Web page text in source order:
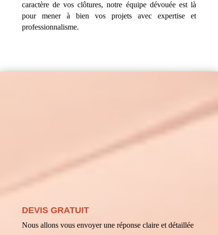
caractère de vos clôtures, notre équipe dévouée est là
pour mener à bien vos projets avec expertise et
professionnalisme.
DEVIS GRATUIT
Nous allons vous envoyer une réponse claire et détaillée